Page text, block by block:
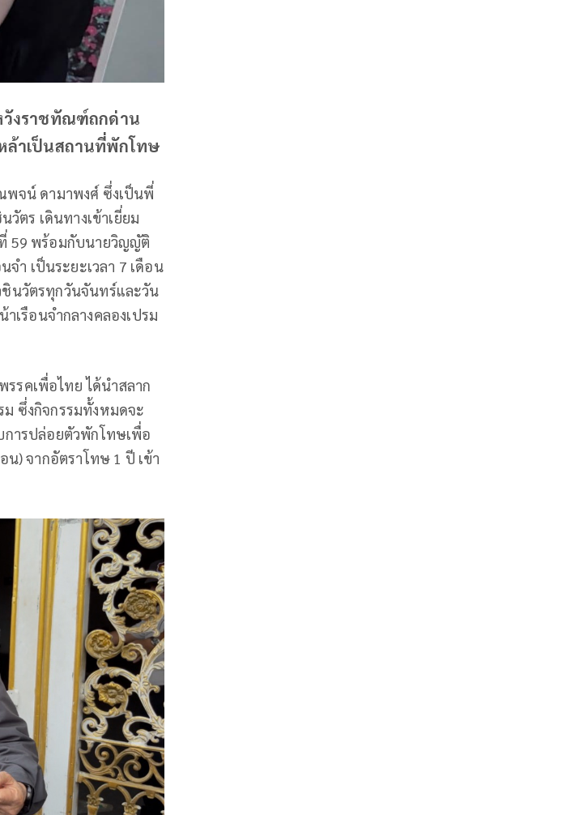
วังราชทัณฑ์ถกด่าน
ล้าเป็นสถานที่พักโทษ
ณพจน์ ดามาพงศ์ ซึ่งเป็นพี่
ร เดินทางเข้าเยี่ยม
59 พร้อมกับนายวิญญัติ
ำ เป็นระยะเวลา 7 เดือน
ชินวัตรทุกวันจันทร์และวัน
รือนจำกลางคลองเปรม
รคเพื่อไทย ได้นำสลาก
ซึ่งกิจกรรมทั้งหมดจะ
การปล่อยตัวพักโทษเพื่อ
) จากอัตราโทษ 1 ปี เข้า